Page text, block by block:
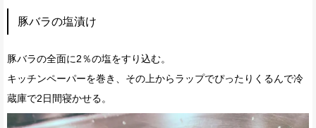
豚バラの塩漬け
豚バラの全面に2％の塩をすり込む。
キッチンペーパーを巻き、その上からラップでぴったりくるんで冷
蔵庫で2日間寝かせる。